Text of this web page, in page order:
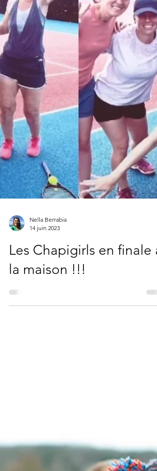
Nella Berrabia
Les Chapigirls en finale à